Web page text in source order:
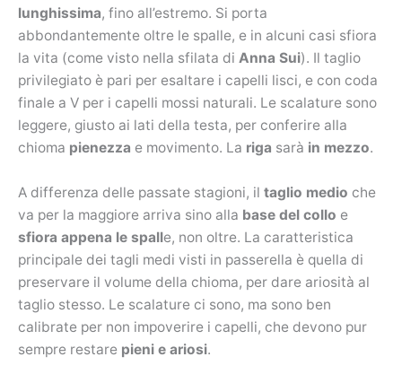
lunghissima, fino all’estremo. Si porta
abbondantemente oltre le spalle, e in alcuni casi sfiora
la vita (come visto nella sfilata di Anna Sui). Il taglio
privilegiato è pari per esaltare i capelli lisci, e con coda
finale a V per i capelli mossi naturali. Le scalature sono
leggere, giusto ai lati della testa, per conferire alla
chioma pienezza e movimento. La riga sarà in mezzo.
A differenza delle passate stagioni, il taglio medio che
va per la maggiore arriva sino alla base del collo e
sfiora appena le spalle, non oltre. La caratteristica
principale dei tagli medi visti in passerella è quella di
preservare il volume della chioma, per dare ariosità al
taglio stesso. Le scalature ci sono, ma sono ben
calibrate per non impoverire i capelli, che devono pur
sempre restare pieni e ariosi.